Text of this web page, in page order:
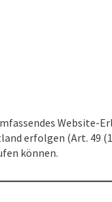
Website-
erfolgen (Art. 49
können.